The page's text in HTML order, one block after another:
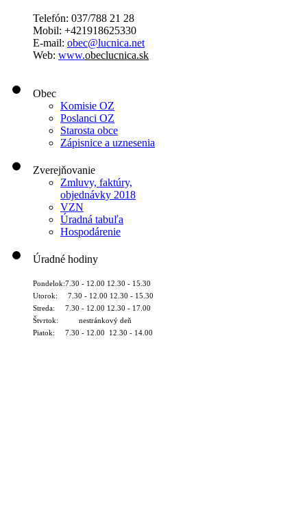
Telefón: 037/788 21 28
Mobil: +421918625330
E-mail: obec@lucnica.net
Web: www.obeclucnica.sk
Obec
Komisie OZ
Poslanci OZ
Starosta obce
Zápisnice a uznesenia
Zverejňovanie
Zmluvy, faktúry,
objednávky 2018
VZN
Úradná tabuľa
Hospodárenie
Úradné hodiny
Pondelok:7.30 - 12.00 12.30 - 15.30
Utorok: 7.30 - 12.00 12.30 - 15.30
Streda: 7.30 - 12.00 12.30 - 17.00
Štvrtok: nestránkový deň
Piatok: 7.30 - 12.00 12.30 - 14.00